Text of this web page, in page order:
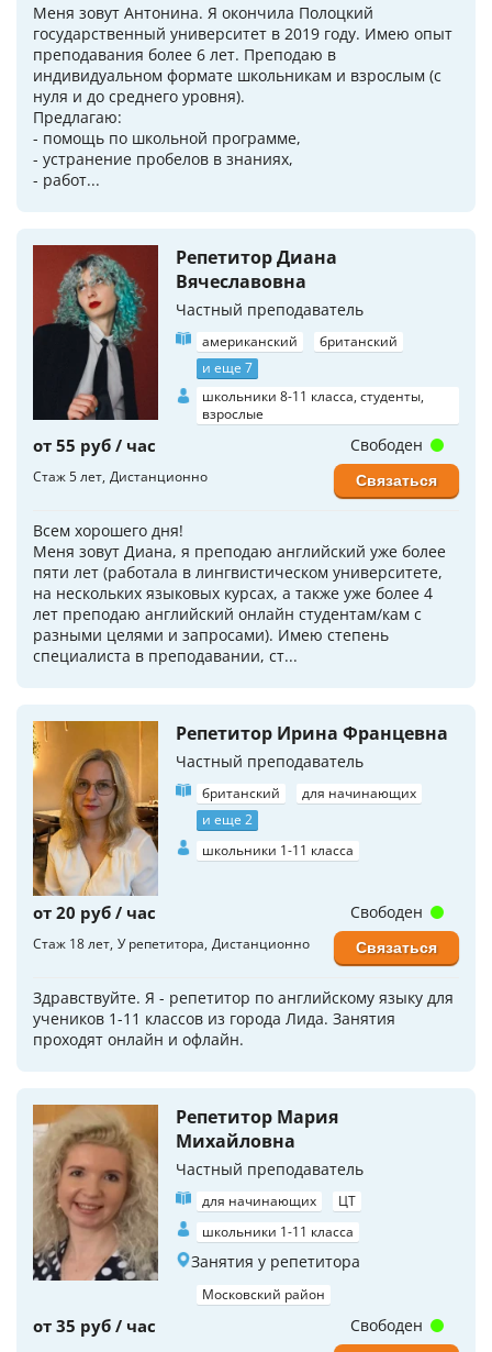
Меня зовут Антонина. Я окончила Полоцкий
государственный университет в 2019 году. Имею опыт
преподавания более 6 лет. Преподаю в
индивидуальном формате школьникам и взрослым (с
нуля и до среднего уровня).
Предлагаю:
- помощь по школьной программе,
- устранение пробелов в знаниях,
- работ...
Репетитор Диана
Вячеславовна
Частный преподаватель
американский
британский
и еще 7
школьники 8-11 класса, студенты,
взрослые
от 55 руб / час
Стаж 5 лет Дистанционно
Всем хорошего дня!
Меня зовут Диана, я преподаю английский уже более
пяти лет (работала в лингвистическом университете,
на нескольких языковых курсах, а также уже более 4
лет преподаю английский онлайн студентам/кам с
разными целями и запросами). Имею степень
специалиста в преподавании, ст...
Свободен
Связаться
Репетитор Ирина Францевна
Частный преподаватель
британский
для начинающих
и еще 2
школьники 1-11 класса
от 20 руб / час
Стаж 18 лет У репетитора Дистанционно
Здравствуйте. Я - репетитор по английскому языку для
учеников 1-11 классов из города Лида. Занятия
проходят онлайн и офлайн.
Свободен
Связаться
Репетитор Мария
Михайловна
Частный преподаватель
для начинающих
ЦТ
школьники 1-11 класса
Занятия у репетитора
Московский район
от 35 руб / час Свободен